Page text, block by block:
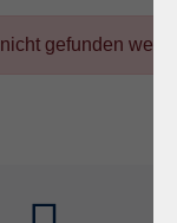
gefunden